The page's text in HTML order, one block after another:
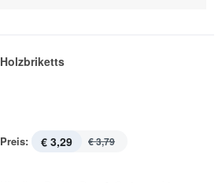
Holzbriketts
Preis: € 3,29 € 3,79